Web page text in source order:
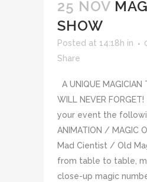
25 NOV
SHOW
Posted at 14:18h in
Share
A UNIQUE MAGICIAN
WILL NEVER
your event the
ANIMATION / MAGIC
Mad Cientist / Old
from table to table,
close-up magic